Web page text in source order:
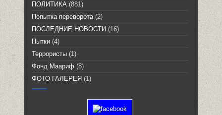
ПОЛИТИКА (881)
Попытка переворота(2)
ПОСЛЕДНИЕ НОВОСТИ (16)
Пытки (4)
Террористы (1)
Фонд Маариф (8)
ФОТО ГАЛЕРЕЯ (1)